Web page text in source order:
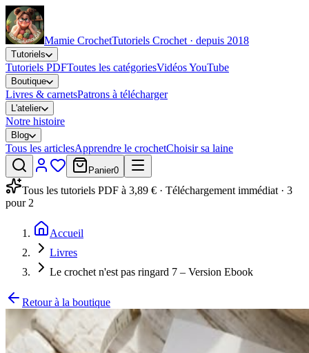
Mamie CrochetTutoriels Crochet · depuis 2018
Tutoriels
Tutoriels PDFToutes les catégoriesVidéos YouTube
Boutique
Livres & carnetsPatrons à télécharger
L'atelier
Notre histoire
Blog
Tous les articlesApprendre le crochetChoisir sa laine
Panier0
Tous les tutoriels PDF à 3,89 € · Téléchargement immédiat · 3
pour 2
Accueil
Livres
Le crochet n'est pas ringard 7 – Version Ebook
Retour à la boutique